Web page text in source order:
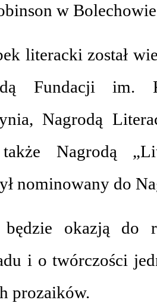
w
literacki został
Fundacji im.
Nagrodą
Nagrodą
nominowany do
będzie okazją do
i o twórczości
prozaików.